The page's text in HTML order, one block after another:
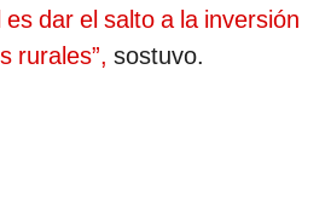
dar el salto a la inversión
rurales”, sostuvo.